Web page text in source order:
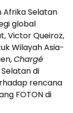
Afrika Selatan
global
Victor Queiroz,
Wilayah Asia-
Chargé
di
rencana
FOTON di